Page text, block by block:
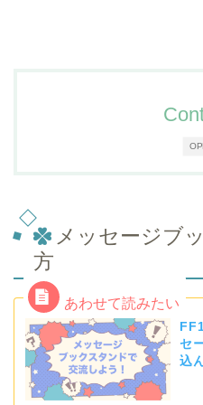
メッセージブ
方
セ
込